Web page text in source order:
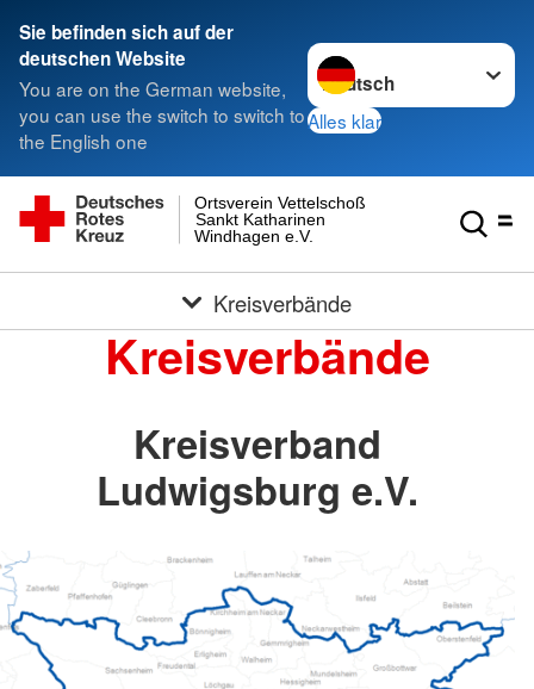
Sie befinden sich auf der
deutschen Website
You are on the German website,
you can use the switch to switch to
the English one
Sprache wechseln zu
Alles klar
Windhagen e.V.
Sankt Katharinen
Ortsverein Vettelschoß
Kreisverbände
Kreisverbände
Kreisverband
Ludwigsburg e.V.